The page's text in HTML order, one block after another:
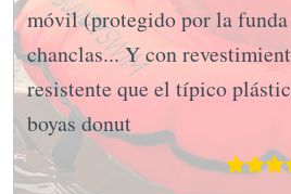
móvil (protegido por la
chanclas... Y con
resistente que el típico
boyas donut